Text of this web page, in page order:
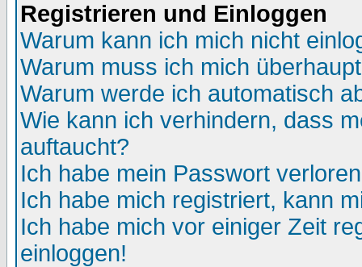
Registrieren und Einloggen
Warum kann ich mich nicht
Warum muss ich mich
Warum werde ich automatisch
Wie kann ich verhindern, dass
auftaucht?
Ich habe mein Passwort
Ich habe mich registriert, kann
Ich habe mich vor einiger Zeit
einloggen!